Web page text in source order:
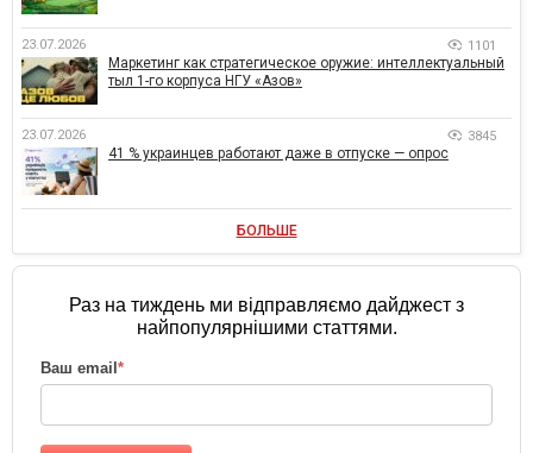
23.07.2026 1101
Маркетинг как стратегическое оружие: интеллектуальный
тыл 1-го корпуса НГУ «Азов»
23.07.2026 3845
41 % украинцев работают даже в отпуске — опрос
БОЛЬШЕ
Раз на тиждень ми відправляємо дайджест з
найпопулярнішими статтями.
Ваш email *